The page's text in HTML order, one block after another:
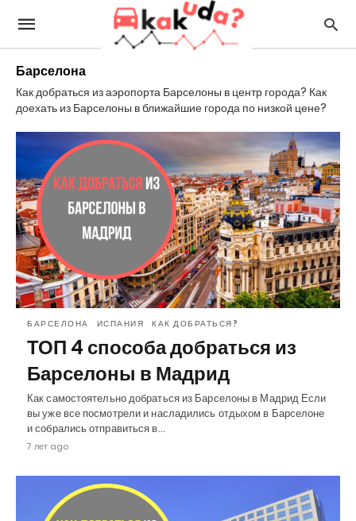
Барселона
Как добраться из аэропорта Барселоны в центр города? Как
доехать из Барселоны в ближайшие города по низкой цене?
БАРСЕЛОНА ИСПАНИЯ КАК ДОБРАТЬСЯ?
ТОП 4 способа добраться из
Барселоны в Мадрид
Как самостоятельно добраться из Барселоны в Мадрид Если
вы уже все посмотрели и насладились отдыхом в Барселоне
и собрались отправиться в…
7 лет ago